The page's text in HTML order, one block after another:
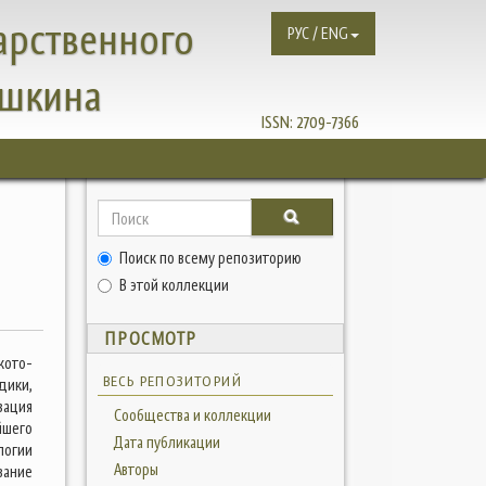
ISSN: 2709-7366
РУС / ENG
Поиск по всему репозиторию
В этой коллекции
ПРОСМОТР
ВЕСЬ РЕПОЗИТОРИЙ
Сообщества и коллекции
Дата публикации
Авторы